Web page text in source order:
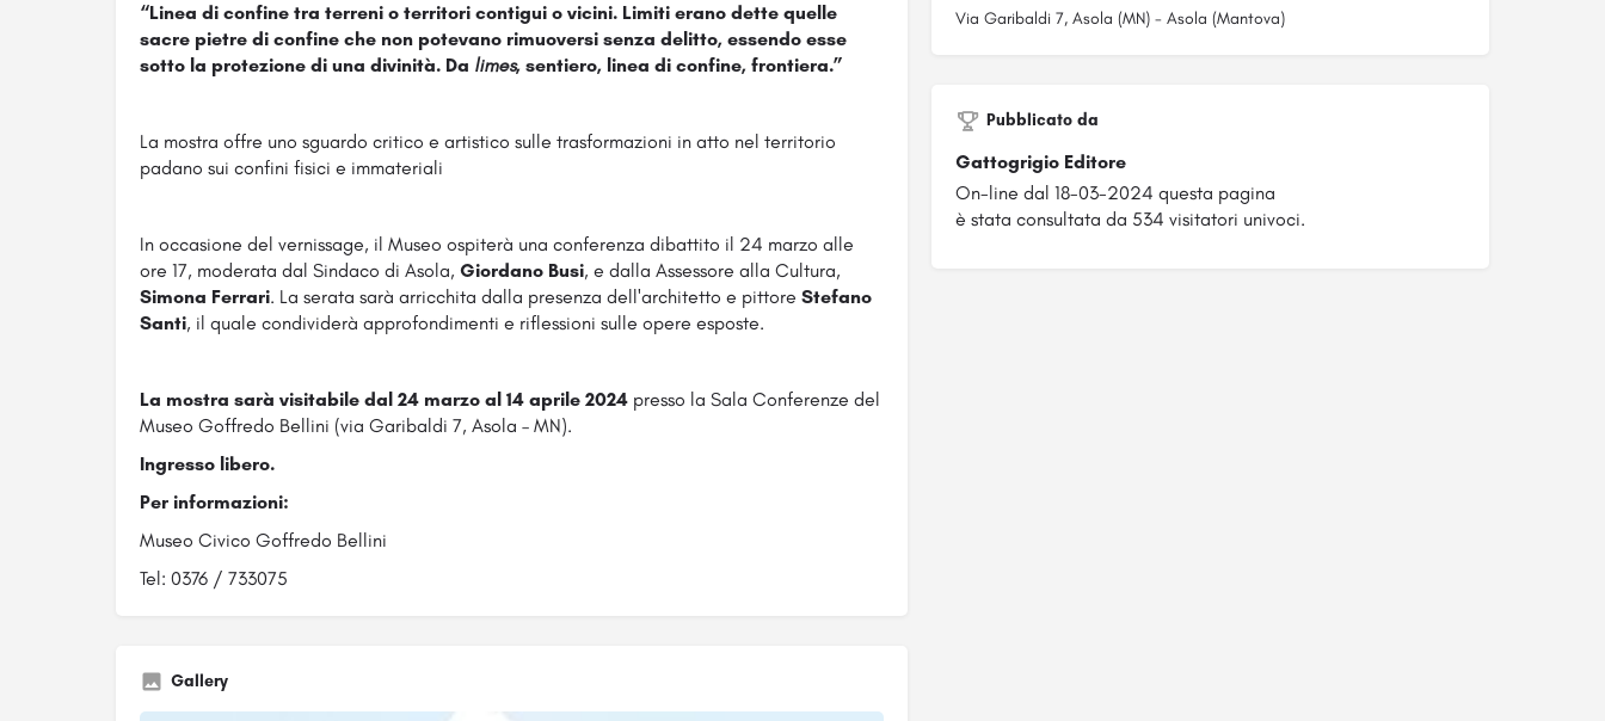
“Linea di confine tra terreni o territori contigui o vicini. Limiti erano dette quelle
sacre pietre di confine che non potevano rimuoversi senza delitto, essendo esse
sotto la protezione di una divinità. Da limes, sentiero, linea di confine, frontiera.”
La mostra offre uno sguardo critico e artistico sulle trasformazioni in atto nel territorio
padano sui confini fisici e immateriali
In occasione del vernissage, il Museo ospiterà una conferenza dibattito il 24 marzo alle
ore 17, moderata dal Sindaco di Asola, Giordano Busi, e dalla Assessore alla Cultura,
Simona Ferrari. La serata sarà arricchita dalla presenza dell'architetto e pittore Stefano
Santi, il quale condividerà approfondimenti e riflessioni sulle opere esposte.
La mostra sarà visitabile dal 24 marzo al 14 aprile 2024 presso la Sala Conferenze del
Museo Goffredo Bellini (via Garibaldi 7, Asola – MN).
Ingresso libero.
Per informazioni:
Museo Civico Goffredo Bellini
Tel: 0376 / 733075
Gallery
Via Garibaldi 7, Asola (MN) - Asola (Mantova)
Pubblicato da
Gattogrigio Editore
On-line dal 18-03-2024 questa pagina
è stata consultata da 534 visitatori univoci.